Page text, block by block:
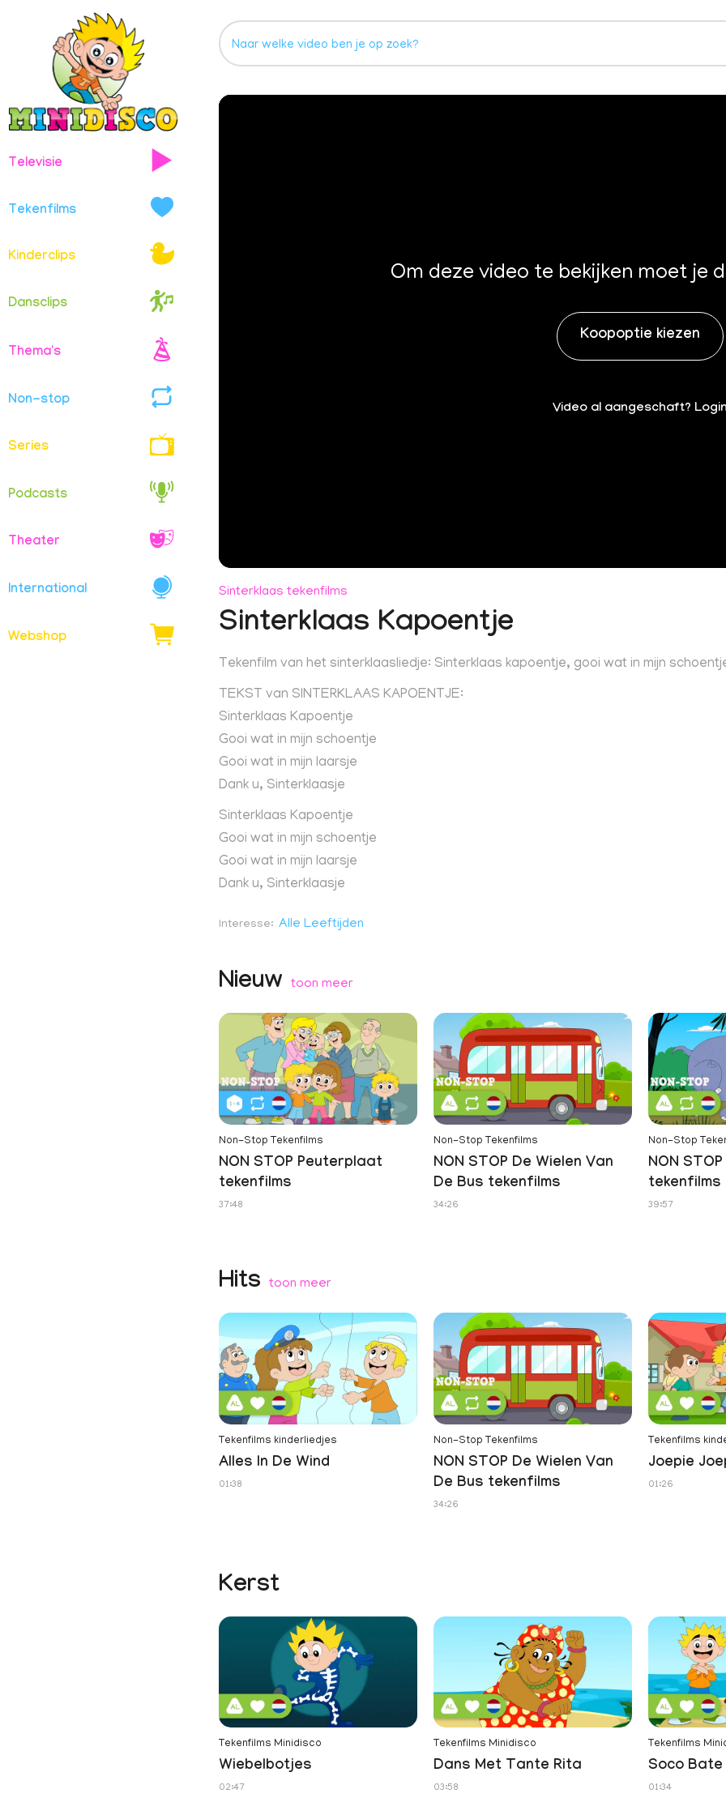
Televisie
Tekenfilms
Kinderclips
Dansclips
Thema's
Non-stop
Series
Podcasts
Theater
International
Webshop
Om deze video te bekijken moet je
Koopoptie kiezen
Video al aangeschaft? Login
Sinterklaas tekenfilms
Sinterklaas Kapoentje
Tekenfilm van het sinterklaasliedje: Sinterklaas kapoentje, gooi wat in mijn
TEKST van SINTERKLAAS KAPOENTJE:
Sinterklaas Kapoentje
Gooi wat in mijn schoentje
Gooi wat in mijn laarsje
Dank u, Sinterklaasje
Sinterklaas Kapoentje
Gooi wat in mijn schoentje
Gooi wat in mijn laarsje
Dank u, Sinterklaasje
Interesse Alle Leeftijden
Nieuw toon meer
Non-Stop Tekenfilms
NON STOP Peuterplaat
tekenfilms
37:48
Non-Stop Tekenfilms
NON STOP De Wielen Van
De Bus tekenfilms
34:26
Non-Stop
NON
tekenfilms
39:57
Hits toon meer
Tekenfilms kinderliedjes
Alles In De Wind
01:38
Non-Stop Tekenfilms
NON STOP De Wielen Van
De Bus tekenfilms
34:26
Tekenfilms
Joepie
01:26
Kerst
Tekenfilms Minidisco
Wiebelbotjes
02:47
Tekenfilms Minidisco
Dans Met Tante Rita
03:58
Tekenfilms
Soco Bate
01:34